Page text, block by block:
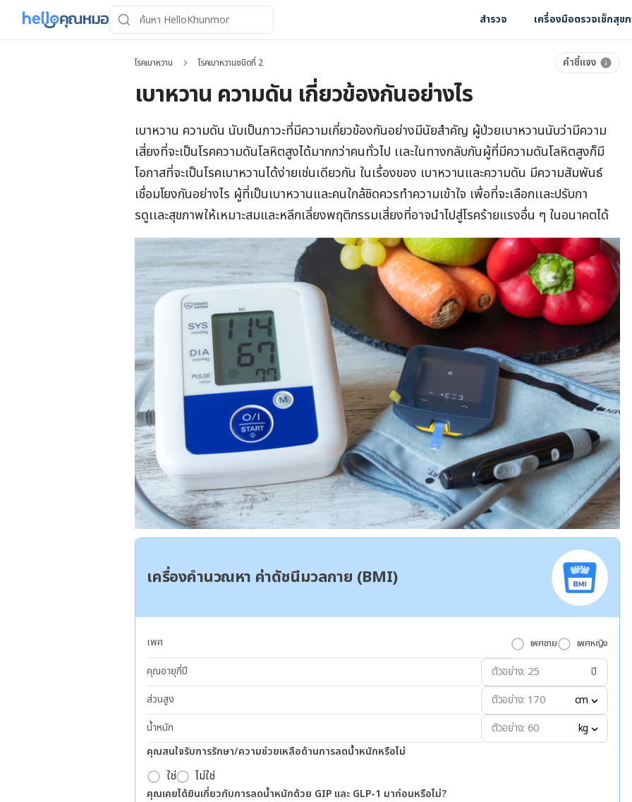
สำรวจ เครื่องมือตรวจเช็กสุข
โรคเบาหวาน โรคเบาหวานชนิดที่ 2 คำชี้แจง
เบาหวาน ความดัน เกี่ยวข้องกันอย่างไร
เบาหวาน ความดัน นับเป็นภาวะที่มีความเกี่ยวข้องกันอย่างมีนัยสำคัญ ผู้ป่วยเบาหวานนับว่ามีความ
เสี่ยงที่จะเป็นโรคความดันโลหิตสูงได้มากกว่าคนทั่วไป เเละในทางกลับกันผู้ที่มีความดันโลหิตสูงก็มี
โอกาสที่จะเป็นโรคเบาหวานได้ง่ายเช่นเดียวกัน ในเรื่องของ เบาหวานและความดัน มีความสัมพันธ์
เชื่อมโยงกันอย่างไร ผู้ที่เป็นเบาหวานและคนใกล้ชิดควรทำความเข้าใจ เพื่อที่จะเลือกเเละปรับกา
รดูเเละสุขภาพให้เหมาะสมและหลีกเลี่ยงพฤติกรรมเสี่ยงที่อาจนำไปสู่โรคร้ายแรงอื่น ๆ ในอนาคตได้
เครื่องคำนวณหา ค่าดัชนีมวลกาย (BMI)
เพศ เพศชาย เพศหญิง
คุณอายุกี่ปี
ปี
ส่วนสูง
cm
น้ำหนัก
kg
คุณสนใจรับการรักษา/ความช่วยเหลือด้านการลดน้ำหนักหรือไม่
ใช่ ไม่ใช่
คุณเคยได้ยินเกี่ยวกับการลดน้ำหนักด้วย GIP และ GLP-1 มาก่อนหรือไม่?